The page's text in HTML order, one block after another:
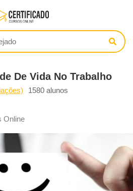
De Vida No Trabalho
1580 alunos
Online